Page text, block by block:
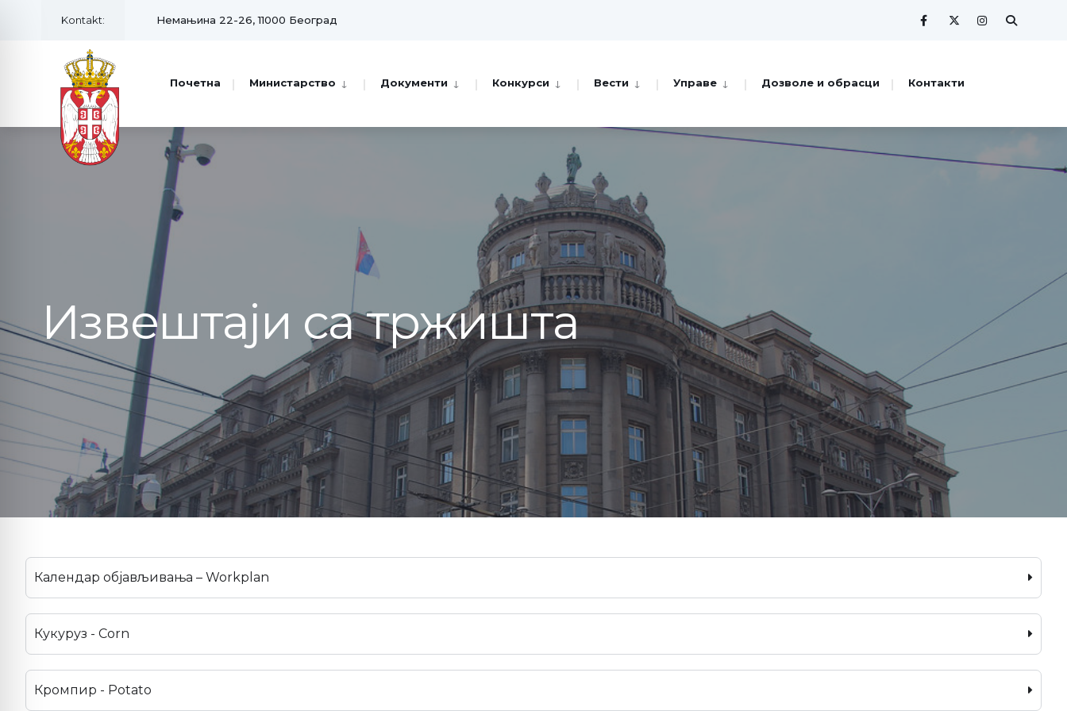
Kontakt: Немањина 22-26, 11000 Београд
Почетна Министарство Документи Конкурси Вести Управе Дозволе и обрасци Контакти
Извештаји са тржишта
Календар објављивања – Workplan
Кукуруз - Corn
Кромпир - Potato